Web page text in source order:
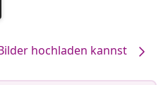
hochladen kannst